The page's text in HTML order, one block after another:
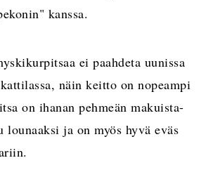
kanssa.
ei paahdeta uunissa
näin keitto on nopeampi
on ihanan pehmeän makuista-
lounaaksi ja on myös hyvä eväs